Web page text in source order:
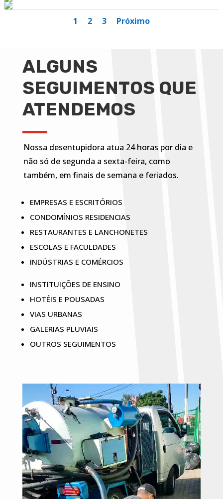
1 2 3 Próximo
ALGUNS
SEGUIMENTOS QUE
ATENDEMOS
Nossa desentupidora atua 24 horas por dia e
não só de segunda a sexta-feira, como
também, em finais de semana e feriados.
EMPRESAS E ESCRITÓRIOS
CONDOMÍNIOS RESIDENCIAS
RESTAURANTES E LANCHONETES
ESCOLAS E FACULDADES
INDÚSTRIAS E COMÉRCIOS
INSTITUIÇÕES DE ENSINO
HOTÉIS E POUSADAS
VIAS URBANAS
GALERIAS PLUVIAIS
OUTROS SEGUIMENTOS